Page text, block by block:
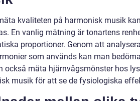
kvaliteten på harmonisk musik
En vanlig mätning är tonartens
proportioner. Genom att
som används kan man
också mäta hjärnvågsmönster hos
musik för att se de fysiologiska